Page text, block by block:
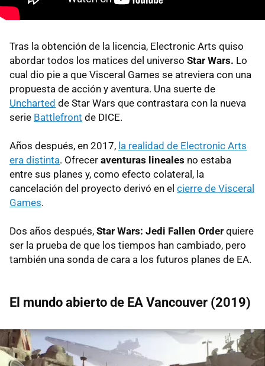
Tras la obtención de la licencia, Electronic Arts quiso
abordar todos los matices del universo Star Wars. Lo
cual dio pie a que Visceral Games se atreviera con una
propuesta de acción y aventura. Una suerte de
Uncharted de Star Wars que contrastara con la nueva
serie Battlefront de DICE.
Años después, en 2017, la realidad de Electronic Arts
era distinta. Ofrecer aventuras lineales no estaba
entre sus planes y, como efecto colateral, la
cancelación del proyecto derivó en el cierre de Visceral
Games.
Dos años después, Star Wars: Jedi Fallen Order quiere
ser la prueba de que los tiempos han cambiado, pero
también una sonda de cara a los futuros planes de EA.
El mundo abierto de EA Vancouver (2019)